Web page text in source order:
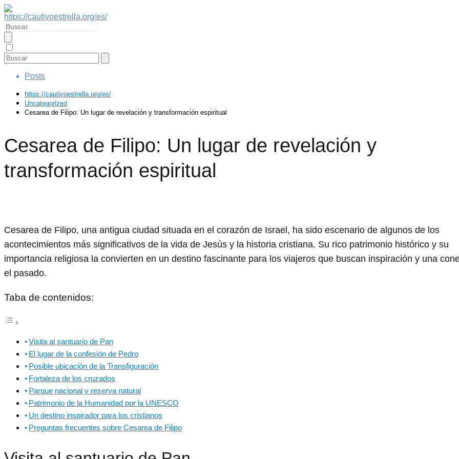
Posts
https://cautivoestrella.org/es/
Uncategorized
Cesarea de Filipo: Un lugar de revelación y transformación espiritual
Cesarea de Filipo: Un lugar de revelación y
transformación espiritual
Cesarea de Filipo, una antigua ciudad situada en el corazón de Israel, ha sido escenario de algunos de los
acontecimientos más significativos de la vida de Jesús y la historia cristiana. Su rico patrimonio histórico y su
importancia religiosa la convierten en un destino fascinante para los viajeros que buscan inspiración y una
el pasado.
Taba de contenidos:
Visita al santuario de Pan
El lugar de la confesión de Pedro
Posible ubicación de la Transfiguración
Fortaleza de los cruzados
Parque nacional y reserva natural
Patrimonio de la Humanidad por la UNESCO
Un destino inspirador para los cristianos
Preguntas frecuentes sobre Cesarea de Filipo